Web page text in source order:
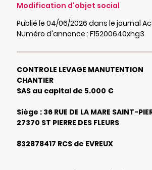
Modification d'objet social
Publié le 04/06/2026 dans le journal
Numéro d'annonce : F15200640xhg3
CONTROLE LEVAGE MANUTENTION
CHANTIER
SAS au capital de 5.000 €
Siège : 36 RUE DE LA MARE SAINT-
27370 ST PIERRE DES FLEURS
832878417 RCS de EVREUX